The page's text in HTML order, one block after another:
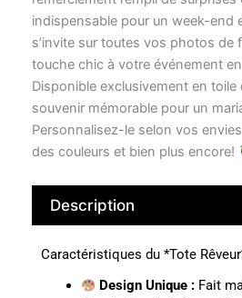
rêveur
indispensable pour un week-end
s’invite sur toutes vos photos de
touche chic à votre événement
Disponible exclusivement en toile
souvenir mémorable pour un
Personnalisez-le selon vos
des couleurs et bien plus encore!
Description
Caractéristiques du *Tote
Design Unique : Fait